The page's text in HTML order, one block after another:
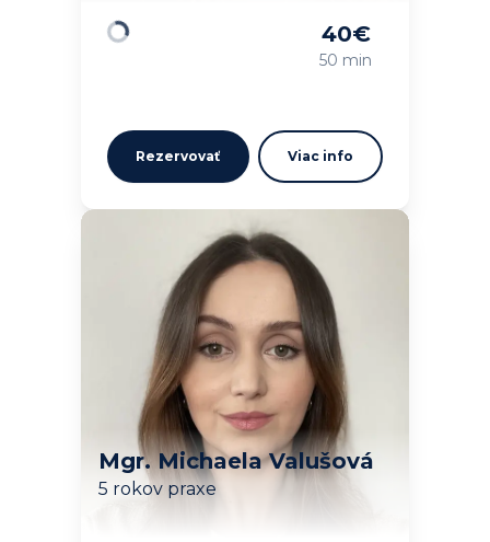
40€
50 min
Rezervovať Viac info
Mgr. Michaela Valušová
5 rokov praxe